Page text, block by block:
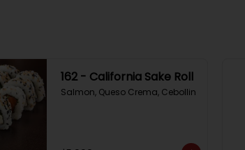
162 - California Sake Roll
Salmon, Queso Crema, Cebollin